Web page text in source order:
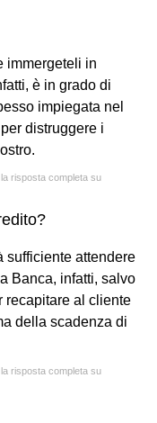
immergeteli in
è in grado di
impiegata nel
distruggere i
risposta completa su
sufficiente attendere
Banca, infatti, salvo
recapitare al cliente
della scadenza di
risposta completa su